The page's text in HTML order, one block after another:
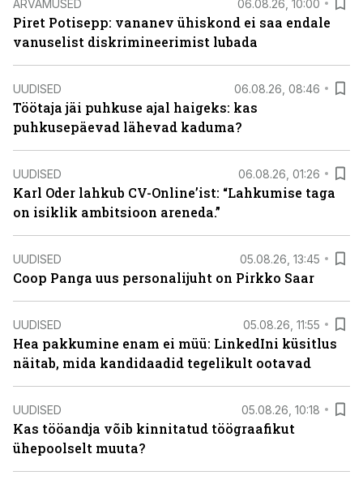
ARVAMUSED 06.08.26, 10:00
Piret Potisepp: vananev ühiskond ei saa endale
vanuselist diskrimineerimist lubada
UUDISED 06.08.26, 08:46
Töötaja jäi puhkuse ajal haigeks: kas
puhkusepäevad lähevad kaduma?
UUDISED 06.08.26, 01:26
Karl Oder lahkub CV-Online’ist: “Lahkumise taga
on isiklik ambitsioon areneda.”
UUDISED 05.08.26, 13:45
Coop Panga uus personalijuht on Pirkko Saar
UUDISED 05.08.26, 11:55
Hea pakkumine enam ei müü: LinkedIni küsitlus
näitab, mida kandidaadid tegelikult ootavad
UUDISED 05.08.26, 10:18
Kas tööandja võib kinnitatud töögraafikut
ühepoolselt muuta?